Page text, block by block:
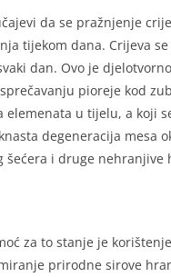
da se pražnjenje
tijekom dana. Crijeva
dan. Ovo je
pioreje kod
elemenata u tijelu, a koji
degeneracija mesa
šećera i druge nehranjive
za to stanje je
prirodne sirove